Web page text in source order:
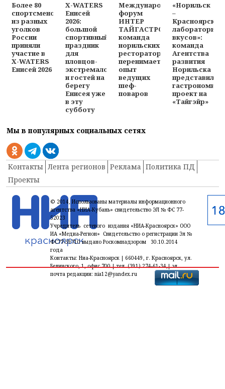
Более 80
спортсменов
из разных
уголков
России
приняли
участие в
X-WATERS
Енисей 2026
X-WATERS
Енисей
2026:
большой
спортивный
праздник
для
пловцов-
экстремалов
и гостей на
берегу
Енисея уже
в эту
субботу
Международный
форум
ИНТЕР
ТАЙГАСТРО:
команда
норильских
рестораторов
перенимает
опыт
ведущих
шеф-
поваров
«Норильск
–
Красноярск:
лаборатория
вкусов»:
команда
Агентства
развития
Норильска
представила
проект на
«Тайгэйр»
Мы в популярных социальных сетях
Контакты Лента регионов Реклама Политика ПД
Проекты
© 2014, Использованы материалы информационного
агентства «НИА-Кубань» свидетельство ЭЛ № ФС 77-
52023
Учредитель сетевого издания «НИА-Красноярск» ООО
ИА «Медиа-Регион» Свидетельство о регистрации Эл №
ФС77-59710 выдано Роскомнадзором 30.10.2014
года
Контакты: Ниа-Красноярск | 660449, г. Красноярск, ул.
Белинского, 1, офис 700 | тел. (391) 274-61-34,| эл.
почта редакции: nia12@yandex.ru